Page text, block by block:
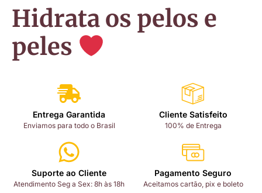
Hidrata os pelos e
peles
Entrega Garantida
Enviamos para todo o Brasil
Cliente Satisfeito
100% de Entrega
Suporte ao Cliente
Atendimento Seg a Sex: 8h às 18h
Pagamento Seguro
Aceitamos cartão, pix e boleto